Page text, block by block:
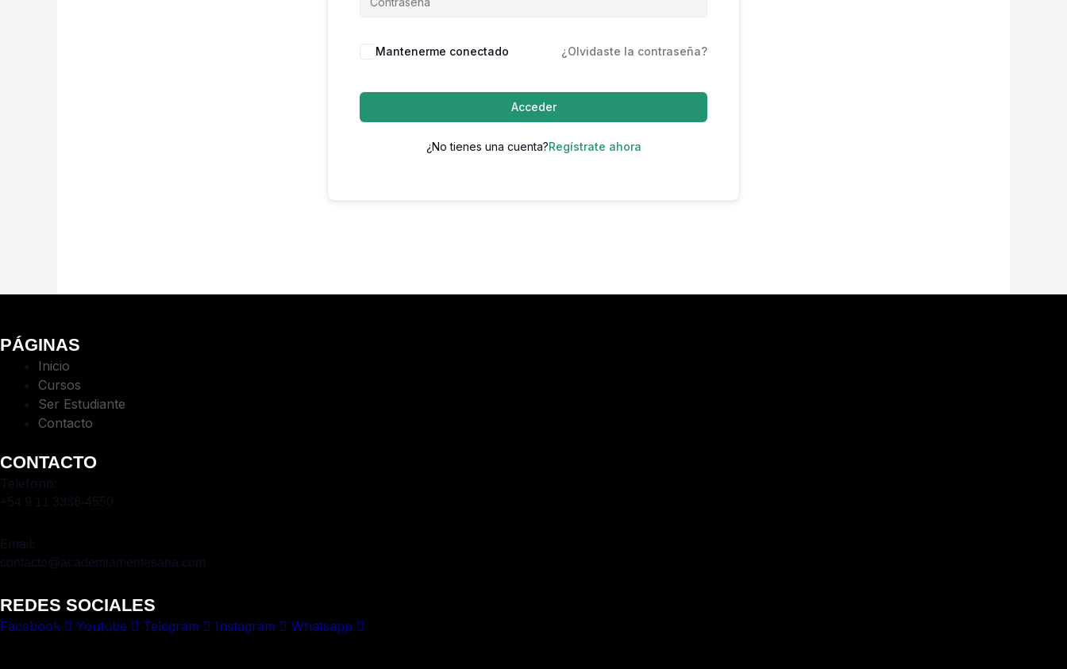
Mantenerme conectado ¿Olvidaste la contraseña?
Acceder
¿No tienes una cuenta?Regístrate ahora
PÁGINAS
Inicio
Cursos
Ser Estudiante
Contacto
CONTACTO
Telefono:
+54 9 11 3336-4550​
Email:
contacto@academiamentesana.com​
REDES SOCIALES
Facebook Youtube Telegram Instagram Whatsapp